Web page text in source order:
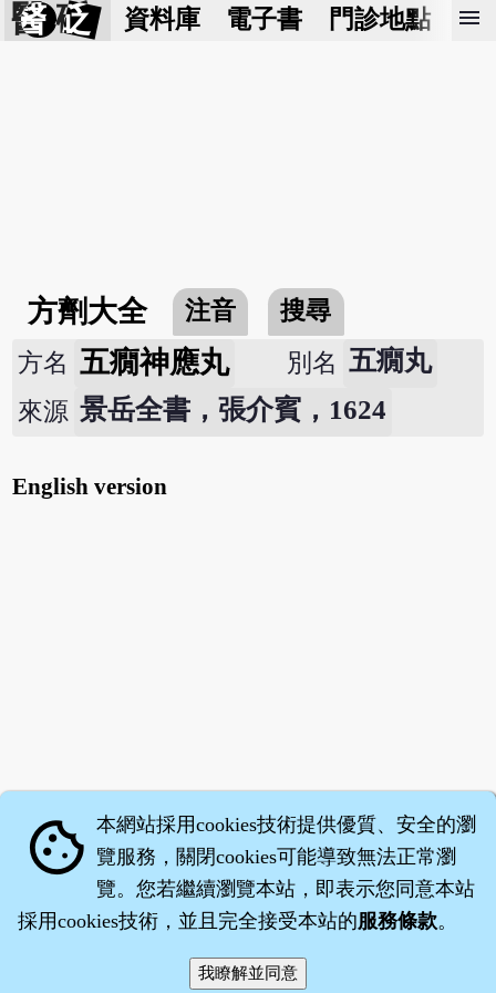
醫 砭 資料庫 電子書 門診地點 預
menu
方劑大全 注音
搜尋
方名 五癇神應丸 別名 五癇丸
來源 景岳全書，張介賓，1624
English version
‧沈藥子©2008～2026
cookie 本網站採用cookies技術提供優質、安全的瀏
覽服務，關閉cookies可能導致無法正常瀏
覽。您若繼續瀏覽本站，即表示您同意本站
採用cookies技術，並且完全接受本站的服務條款。